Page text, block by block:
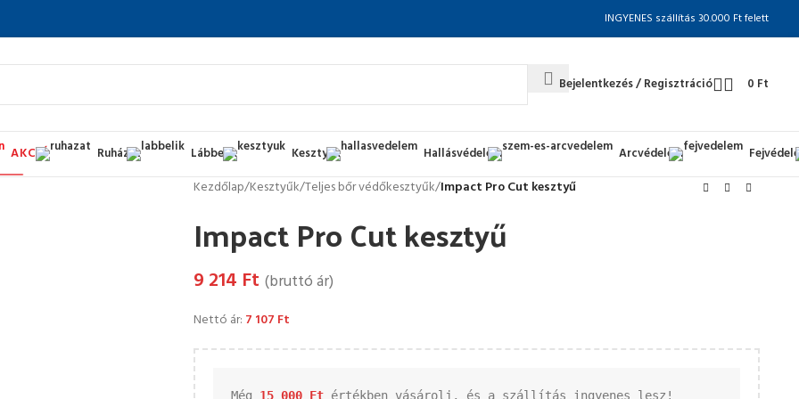
INGYENES szállítás 30.000 Ft felett
Bejelentkezés / Regisztráció 0 Ft
AKCIÓ Ruházat Lábbelik Kesztyűk Hallásvédelem Arcvédelem
Kezdőlap/Kesztyűk/Teljes bőr védőkesztyűk/Impact Pro Cut kesztyű
Impact Pro Cut kesztyű
9 214 Ft (bruttó ár)
Nettó ár: 7 107 Ft
Még 15 000 Ft értékben vásárolj, és a szállítás ingyenes lesz!